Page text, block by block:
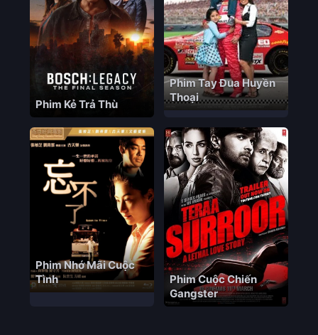
Phim Kẻ Trả Thù
Phim Tay Đua Huyền
Thoại
Phim Nhớ Mãi Cuộc
Tình
Phim Cuộc Chiến
Gangster